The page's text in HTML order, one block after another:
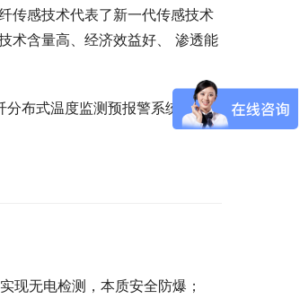
传感技术代表了新一代传感技术
术含量高、经济效益好、 渗透能
分布式温度监测预报警系统。
现无电检测，本质安全防爆；